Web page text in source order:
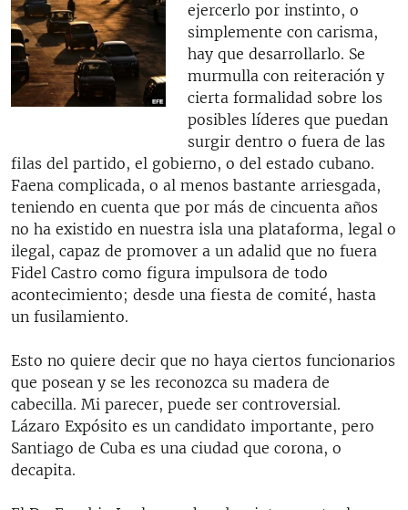
ESPECIALES
ESPECIALES
LA REALIDAD DE LA VIVIENDA EN CUBA
KENTU-CUBANO
LOS SANTOS DE HIALEAH
DESINFORMACIÓN RUSA EN AMÉRICA LATINA
LA INVASIÓN DE RUSIA A UCRANIA
MULTIMEDIA
EDITORIALES
ejercerlo por instinto, o
simplemente con carisma,
hay que desarrollarlo. Se
murmulla con reiteración y
cierta formalidad sobre los
posibles líderes que puedan
surgir dentro o fuera de las
filas del partido, el gobierno, o del estado cubano.
Faena complicada, o al menos bastante arriesgada,
teniendo en cuenta que por más de cincuenta años
no ha existido en nuestra isla una plataforma, legal o
ilegal, capaz de promover a un adalid que no fuera
Fidel Castro como figura impulsora de todo
acontecimiento; desde una fiesta de comité, hasta
un fusilamiento.
Esto no quiere decir que no haya ciertos funcionarios
que posean y se les reconozca su madera de
cabecilla. Mi parecer, puede ser controversial.
Lázaro Expósito es un candidato importante, pero
Santiago de Cuba es una ciudad que corona, o
decapita.